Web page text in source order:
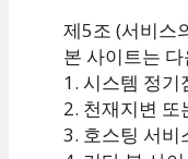
제5조 (서비스
본 사이트는
1. 시스템 정기
2. 천재지변
3. 호스팅 서비